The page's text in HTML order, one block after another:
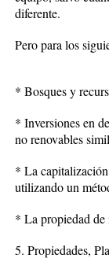
diferente.
Pero para los
* Bosques y
* Inversiones en
no renovables
* La
utilizando un
* La propiedad
5. Propiedades,